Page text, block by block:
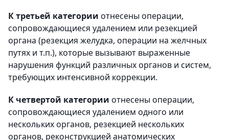
К третьей категории отнесены операции,
сопровождающиеся удалением или резекцией
органа (резекция желудка, операции на желчных
путях и т.п.), которые вызывают выраженные
нарушения функций различных органов и систем,
требующих интенсивной коррекции.
К четвертой категории отнесены операции,
сопровождающиеся удалением одного или
нескольких органов, резекцией нескольких
органов, реконструкцией анатомических